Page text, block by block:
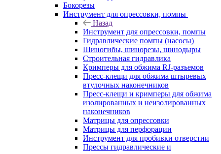
Бокорезы
Инструмент для опрессовки, помпы
Назад
Инструмент для опрессовки, помпы
Гидравлические помпы (насосы)
Шиногибы, шинорезы, шинодыры
Строительная гидравлика
Кримперы для обжима RJ-разъемов
Пресс-клещи для обжима штыревых
втулочных наконечников
Пресс-клещи и кримперы для обжима
изолированных и неизолированных
наконечников
Матрицы для опрессовки
Матрицы для перфорации
Инструмент для пробивки отверстии
Прессы гидравлические и